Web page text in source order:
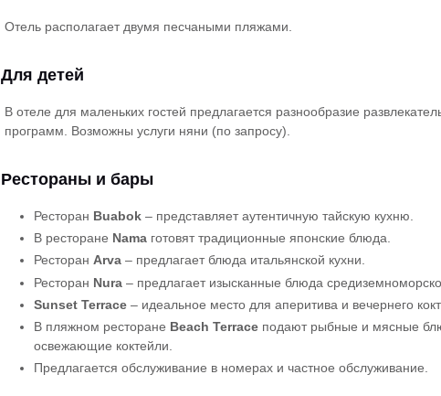
Отель располагает двумя песчаными пляжами.
Для детей
В отеле для маленьких гостей предлагается разнообразие
программ. Возможны услуги няни (по запросу).
Рестораны и бары
Ресторан Buabok – представляет аутентичную тайскую кухню.
В ресторане Nama готовят традиционные японские блюда.
Ресторан Arva – предлагает блюда итальянской кухни.
Ресторан Nura – предлагает изысканные блюда
Sunset Terrace – идеальное место для аперитива и вечернего
В пляжном ресторане Beach Terrace подают рыбные и мясные
освежающие коктейли.
Предлагается обслуживание в номерах и частное обслуживание.